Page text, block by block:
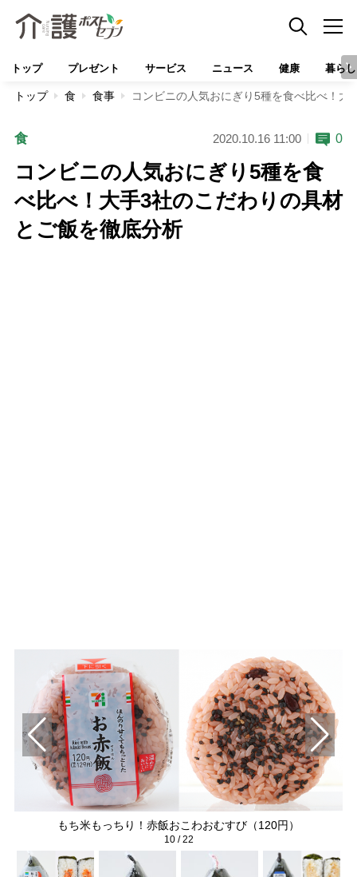
トップ プレゼント サービス ニュース 健康 暮らし
トップ 食 食事 コンビニの人気おにぎり5種を食べ比べ！
食 2020.10.16 11:00 0
コンビニの人気おにぎり5種を食
べ比べ！大手3社のこだわりの具材
とご飯を徹底分析
もち米もっちり！赤飯おこわおむすび（120円）
10/22